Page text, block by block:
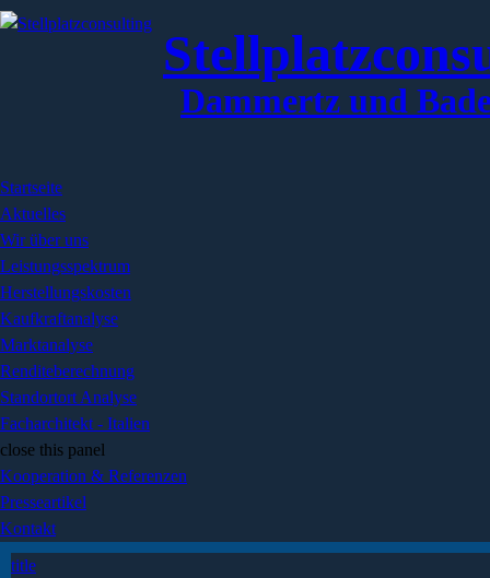
Jump to Content
Dammertz und
Startseite
Aktuelles
Wir über uns
Leistungsspektrum
Herstellungskosten
Kaufkraftanalyse
Marktanalyse
Renditeberechnung
Standortort Analyse
Facharchitekt - Italien
close this panel
Kooperation & Referenzen
Presseartikel
Kontakt
title